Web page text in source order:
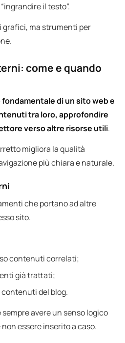
il testo”.
grafici, ma strumenti per
come e quando
di un sito web e
tra loro, approfondire
verso altre risorse utili.
migliora la qualità
più chiara e naturale.
che portano ad altre
sito.
contenuti correlati;
già trattati;
del blog.
avere un senso logico
essere inserito a caso.